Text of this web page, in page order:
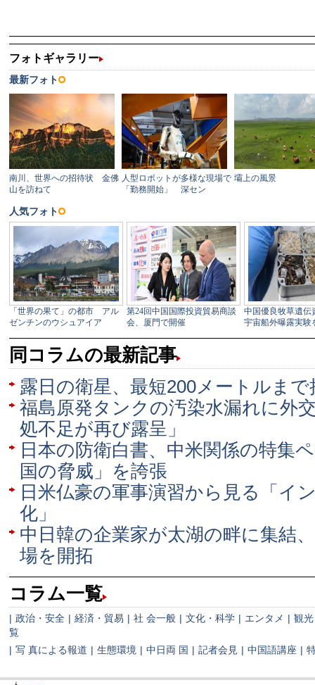
同コラムの最新記事
露日の衛星、最短200メートルまで
福島原発タンクの汚染水漏れに外
処不足が再び露呈」
日本の防衛白書、中米関係の特集
国の脅威」を誇張
日米仏豪の軍事演習から見る「イ
化」
中日韓の企業家が太湖の畔に集結
場を開拓
コラム一覧
| 政治・安全 | 経済・貿易 | 社 会一般 | 文化・科学 | エンタメ | 観光
覧
| 写 真による報道 | 生態環境 | 中日両 国 | 記者会見 | 中国語講座 |